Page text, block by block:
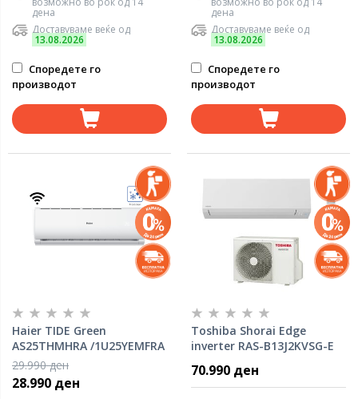
дена
Доставуваме веќе од
13.08.2026
Споредете го
производот
дена
Доставуваме веќе од
13.08.2026
Споредете го
производот
Haier TIDE Green
AS25THMHRA /1U25YEMFRA
[2.5KW} инвертер систем
R32
29.990 ден
28.990 ден
Toshiba Shorai Edge
inverter RAS-B13J2KVSG-E
R32
70.990 ден